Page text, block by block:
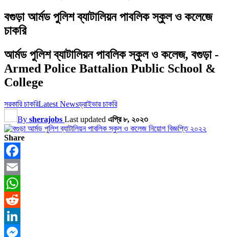
বগুড়া আর্মড পুলিশ ব্যাটালিয়ন পাবলিক স্কুল ও কলেজে
চাকরি
আর্মড পুলিশ ব্যাটালিয়ন পাবলিক স্কুল ও কলেজ, বগুড়া -
Armed Police Battalion Public School &
College
সরকারি চাকরিLatest Newsড্রাইভার চাকরি
By sherajobs Last updated এপ্রি ৮, ২০২৩
Share
Facebook
Email
WhatsApp
Reddit
LinkedIn